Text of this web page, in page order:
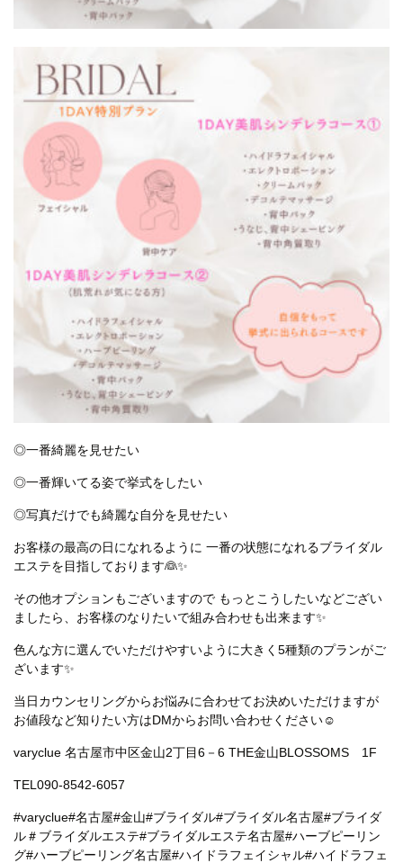
◎一番綺麗を見せたい
◎一番輝いてる姿で挙式をしたい
◎写真だけでも綺麗な自分を見せたい
お客様の最高の日になれるように 一番の状態になれるブライダル
エステを目指しております👰✨
その他オプションもございますので もっとこうしたいなどござい
ましたら、お客様のなりたいで組み合わせも出来ます✨
色んな方に選んでいただけやすいように大きく5種類のプランがご
ざいます✨
当日カウンセリングからお悩みに合わせてお決めいただけますが
お値段など知りたい方はDMからお問い合わせください☺
varyclue 名古屋市中区金山2丁目6－6 THE金山BLOSSOMS 1F
TEL090-8542‐6057
#varyclue#名古屋#金山#ブライダル#ブライダル名古屋#ブライダ
ル＃ブライダルエステ#ブライダルエステ名古屋#ハーブピーリン
グ#ハーブピーリング名古屋#ハイドラフェイシャル#ハイドラフェ